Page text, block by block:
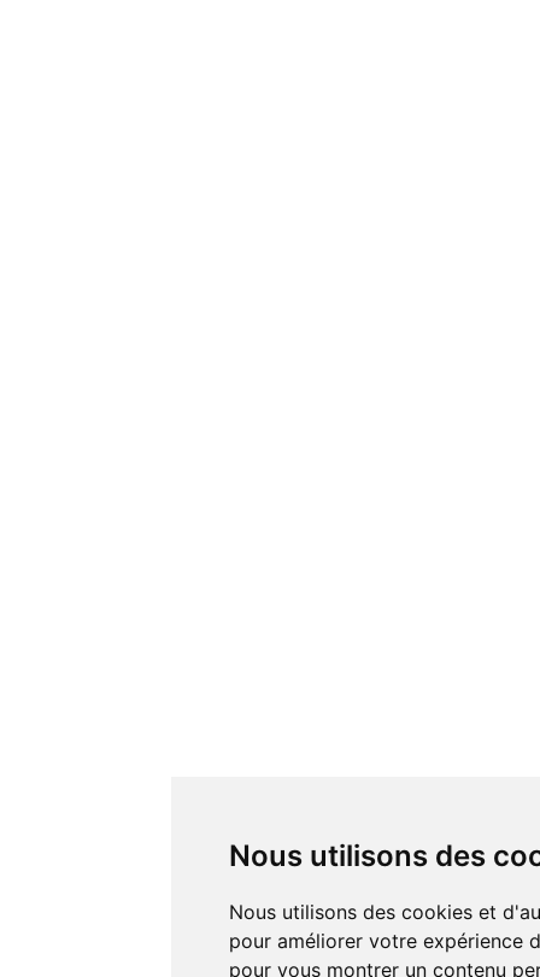
Nous utilisons des
Nous utilisons des cookies et d'autres technologies de suivi
pour améliorer votre expérience
pour vous montrer un contenu